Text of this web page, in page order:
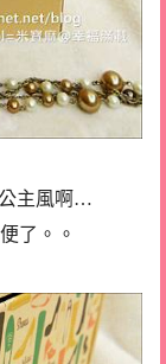
主風啊…
了。。